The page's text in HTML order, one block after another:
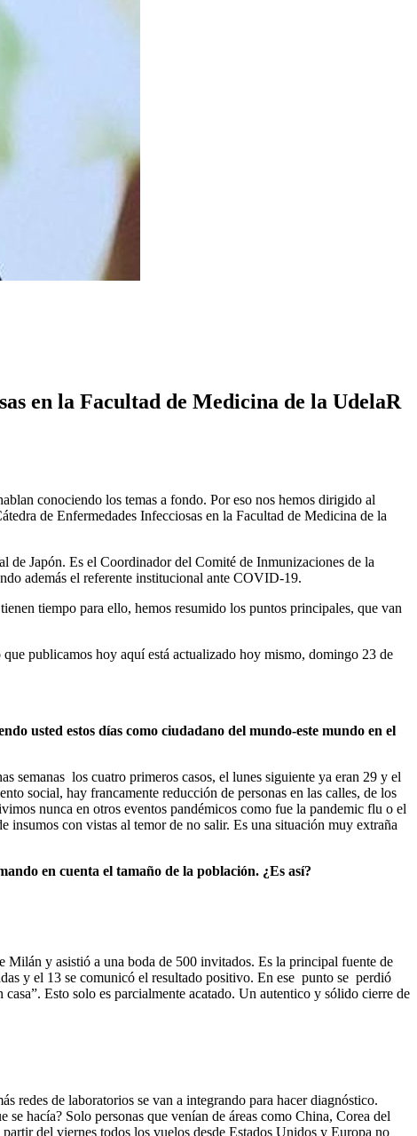
en la Facultad de Medicina de la UdelaR
conociendo los temas a fondo. Por eso nos hemos dirigido al
de Enfermedades Infecciosas en la Facultad de Medicina de la
Japón. Es el Coordinador del Comité de Inmunizaciones de la
además el referente institucional ante COVID-19.
tiempo para ello, hemos resumido los puntos principales, que van
publicamos hoy aquí está actualizado hoy mismo, domingo 23 de
usted estos días como ciudadano del mundo-este mundo en el
semanas los cuatro primeros casos, el lunes siguiente ya eran 29 y el
social, hay francamente reducción de personas en las calles, de los
nunca en otros eventos pandémicos como fue la pandemic flu o el
insumos con vistas al temor de no salir. Es una situación muy extraña
en cuenta el tamaño de la población. ¿Es así?
y asistió a una boda de 500 invitados. Es la principal fuente de
y el 13 se comunicó el resultado positivo. En ese punto se perdió
Esto solo es parcialmente acatado. Un autentico y sólido cierre de
redes de laboratorios se van a integrando para hacer diagnóstico.
hacía? Solo personas que venían de áreas como China, Corea del
del viernes todos los vuelos desde Estados Unidos y Europa no